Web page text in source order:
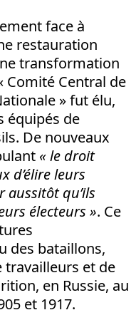
face à
restauration
transformation
Comité Central de
» fut élu,
équipés de
De nouveaux
« le droit
d’élire leurs
aussitôt qu’ils
électeurs ». Ce
des bataillons,
travailleurs et de
en Russie, au
et 1917.